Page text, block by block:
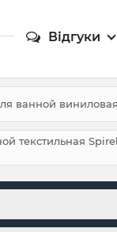
Відгуки
ванной виниловая
текстильная